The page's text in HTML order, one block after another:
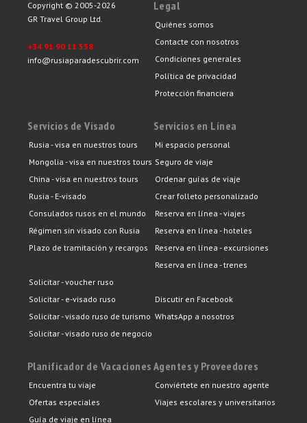
Copyright © 2005-2026
GR Travel Group Ltd.
+34 91 90 11 558
info@rusiaparadescubrir.com
Legal
Quiénes somos
Contacte con nosotros
Condiciones generales
Política de privacidad
Protección financiera
Servicios de Visado
Rusia - visa en nuestros tours
Mongolia - visa en nuestros tours
China - visa en nuestros tours
Rusia - E-visado
Consulados rusos en el mundo
Régimen sin visado con Rusia
Plazo de tramitación y recargos
Solicitar - voucher ruso
Solicitar - e-visado ruso
Solicitar - visado ruso de turismo
Solicitar - visado ruso de negocio
Servicios en Línea
Mi espacio personal
Seguro de viaje
Ordenar guías de viaje
Crear folleto personalizado
Reserva en línea - viajes
Reserva en línea - hoteles
Reserva en línea - excursiones
Reserva en línea - trenes
Discutir en Facebook
WhatsApp a nosotros
Planificador de Vacaciones
Encuentra tu viaje
Ofertas especiales
Guía de viaje en línea
Agentes y Proveedores
Conviértete en nuestro agente
Viajes escolares y universitarios